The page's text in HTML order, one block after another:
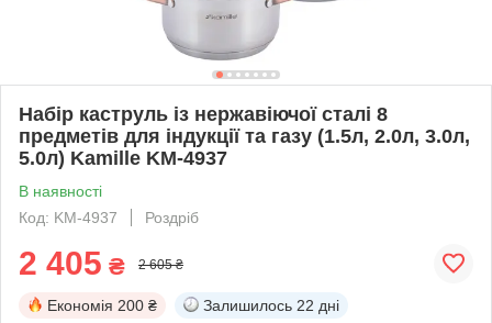
Набір каструль із нержавіючої сталі 8
предметів для індукції та газу (1.5л, 2.0л, 3.0л,
5.0л) Kamille KM-4937
В наявності
Код: KM-4937
Роздріб
2 405 ₴ 2 605 ₴
Економія 200 ₴ Залишилось 22 дні